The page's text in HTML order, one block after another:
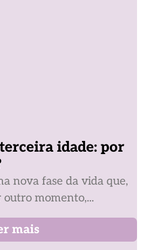
idade: por
nova fase da vida que,
momento,...
mais